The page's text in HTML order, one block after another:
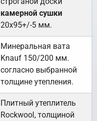
камерной сушки
20х95+/-5 мм.
Минеральная вата
Knauf 150/200 мм.
согласно выбранной
толщине утепления.
Плитный утеплитель
Rockwool, толщиной